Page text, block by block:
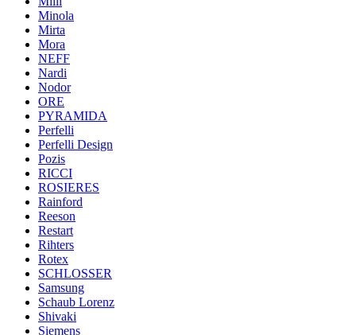
Minola
Mirta
Mora
NEFF
Nardi
Nodor
ORE
PYRAMIDA
Perfelli
Perfelli Design
Pozis
RICCI
ROSIERES
Rainford
Reeson
Restart
Rihters
Rotex
SCHLOSSER
Samsung
Schaub Lorenz
Shivaki
Siemens